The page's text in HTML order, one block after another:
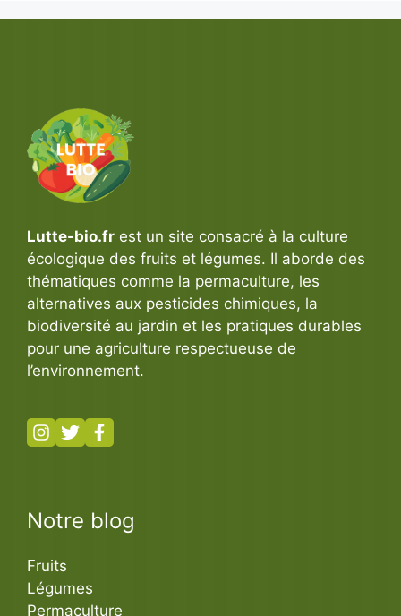
Lutte-bio.fr est un site consacré à la culture
écologique des fruits et légumes. Il aborde des
thématiques comme la permaculture, les
alternatives aux pesticides chimiques, la
biodiversité au jardin et les pratiques durables
pour une agriculture respectueuse de
l’environnement.
Notre blog
Fruits
Légumes
Permaculture